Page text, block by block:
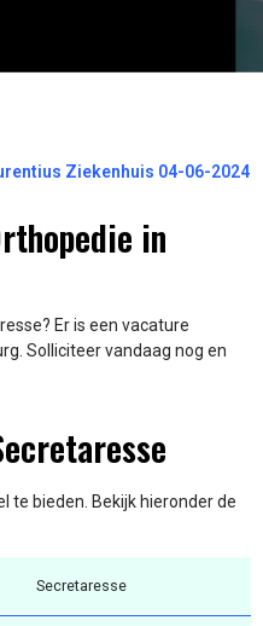
Ziekenhuis 04-06-2024
in
Er is een vacature
Solliciteer vandaag nog en
te bieden. Bekijk hieronder de
Secretaresse